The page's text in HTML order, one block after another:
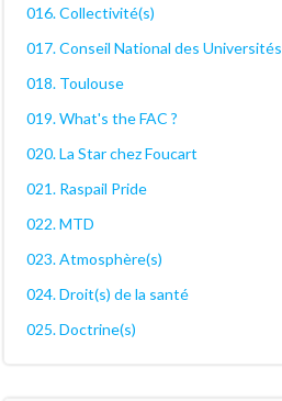
016. Collectivité(s)
017. Conseil National des Universités
018. Toulouse
019. What's the FAC ?
020. La Star chez Foucart
021. Raspail Pride
022. MTD
023. Atmosphère(s)
024. Droit(s) de la santé
025. Doctrine(s)